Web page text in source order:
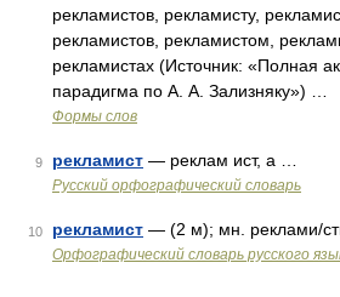
рекламистов, рекламисту,
рекламистов, рекламистом,
рекламистах (Источник: «Полная
парадигма по А. А. Зализняку») …
Формы слов
9 рекламист — реклам ист, а …
Русский орфографический словарь
10 рекламист — (2 м); мн. реклами/
Орфографический словарь русского